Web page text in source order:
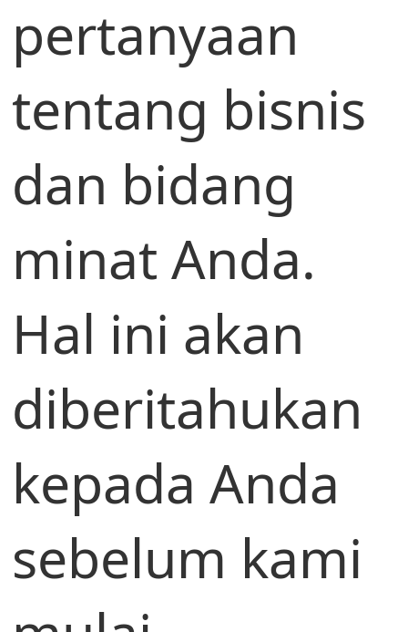
pertanyaan
tentang bisnis
dan bidang
minat Anda.
Hal ini akan
diberitahukan
kepada Anda
sebelum kami